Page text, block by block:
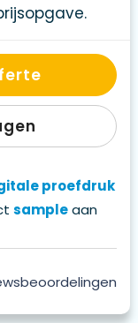
proefdruk
sampleaan
beoordelingen